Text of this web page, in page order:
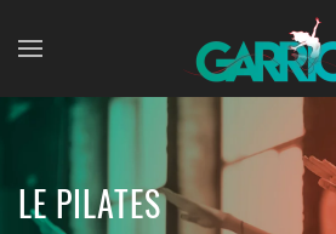
Skip to main content
LE PILATES